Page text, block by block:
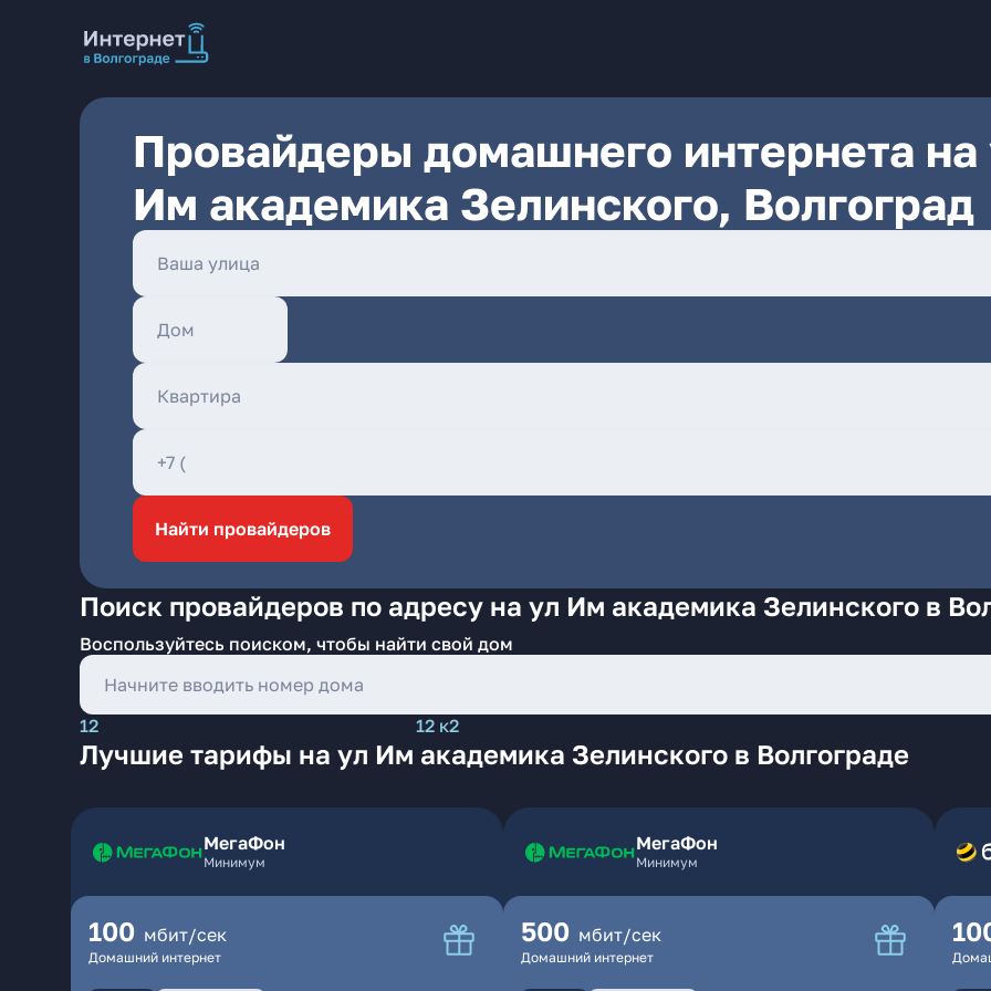
Провайдеры домашнего интернета на
Им академика Зелинского, Волгоград
Найти провайдеров
Поиск провайдеров по адресу на ул Им академика Зелинского в
Воспользуйтесь поиском, чтобы найти свой дом
12 12 к2
Лучшие тарифы на ул Им академика Зелинского в Волгограде
МегаФон
Минимум
100 мбит/сек
Домашний интернет
МегаФон
Минимум
500 мбит/сек
Домашний интернет